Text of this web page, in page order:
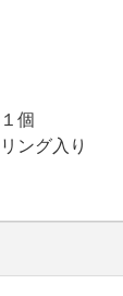
個
ング入り
ース）８５％
００％
ベル）】